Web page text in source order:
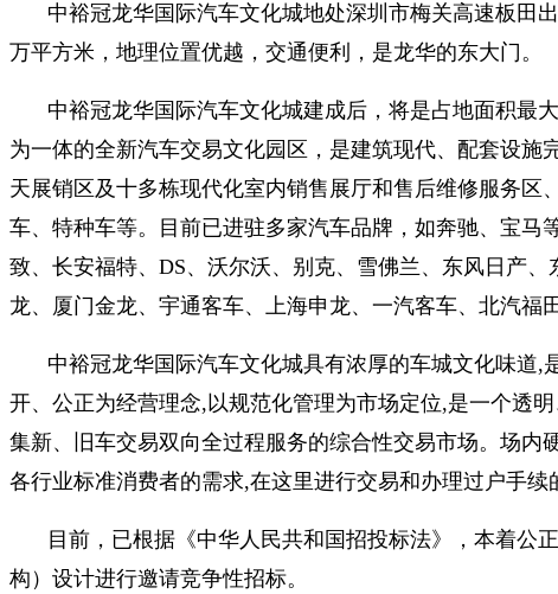
中裕冠龙华国际汽车文化城地处深圳市梅关高速板田
万平方米，地理位置优越，交通便利，是龙华的东大门。
中裕冠龙华国际汽车文化城建成后，将是占地面积最
为一体的全新汽车交易文化园区，是建筑现代、配套设
天展销区及十多栋现代化室内销售展厅和售后维修服务区
车、特种车等。目前已进驻多家汽车品牌，如奔驰、宝
致、长安福特、DS、沃尔沃、别克、雪佛兰、东风日产
龙、厦门金龙、宇通客车、上海申龙、一汽客车、北汽福
中裕冠龙华国际汽车文化城具有浓厚的车城文化味道
开、公正为经营理念,以规范化管理为市场定位,是一个透
集新、旧车交易双向全过程服务的综合性交易市场。场
各行业标准消费者的需求,在这里进行交易和办理过户手
目前，已根据《中华人民共和国招投标法》，本着公
构）设计进行邀请竞争性招标。